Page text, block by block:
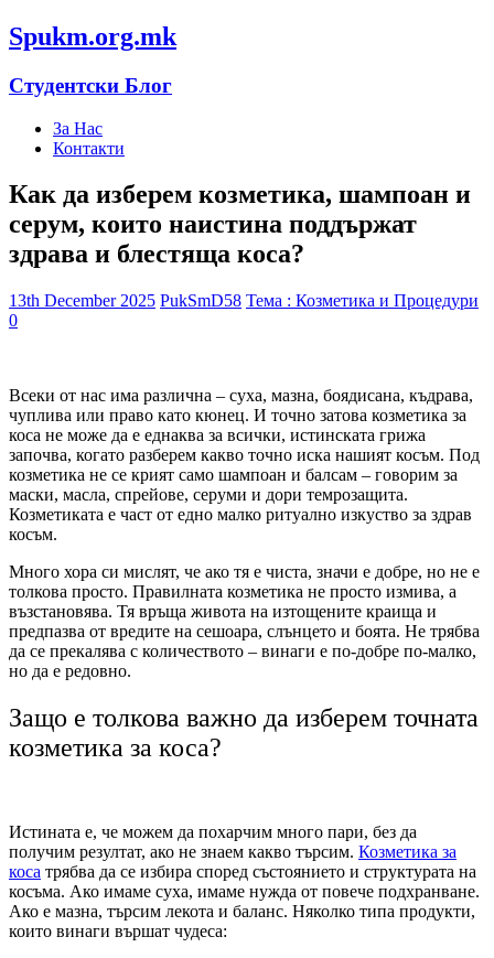
Spukm.org.mk
Студентски Блог
За Нас
Контакти
Как да изберем козметика, шампоан и
серум, които наистина поддържат
здрава и блестяща коса?
13th December 2025 PukSmD58 Тема : Козметика и Процедури
0
Всеки от нас има различна – суха, мазна, боядисана, къдрава,
чуплива или право като кюнец. И точно затова козметика за
коса не може да е еднаква за всички, истинската грижа
започва, когато разберем какво точно иска нашият косъм. Под
козметика не се крият само шампоан и балсам – говорим за
маски, масла, спрейове, серуми и дори темрозащита.
Козметиката е част от едно малко ритуално изкуство за здрав
косъм.
Много хора си мислят, че ако тя е чиста, значи е добре, но не е
толкова просто. Правилната козметика не просто измива, а
възстановява. Тя връща живота на изтощените краища и
предпазва от вредите на сешоара, слънцето и боята. Не трябва
да се прекалява с количеството – винаги е по-добре по-малко,
но да е редовно.
Защо е толкова важно да изберем точната
козметика за коса?
Истината е, че можем да похарчим много пари, без да
получим резултат, ако не знаем какво търсим. Козметика за
коса трябва да се избира според състоянието и структурата на
косъма. Ако имаме суха, имаме нужда от повече подхранване.
Ако е мазна, търсим лекота и баланс. Няколко типа продукти,
които винаги вършат чудеса: